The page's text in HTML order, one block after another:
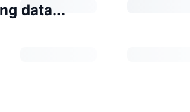
data...